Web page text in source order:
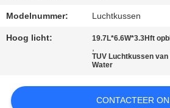
VERZOEK
OM
Modelnummer: Luchtkussen
Hoog licht: 19.7L*6.6W*3.3Hft
,
TUV Luchtkussen
Water
CONTACTEER